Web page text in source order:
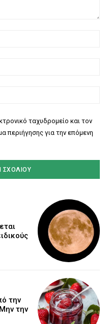
ταχυδρομείο και τον
περιήγησης για την επόμενη
την
την